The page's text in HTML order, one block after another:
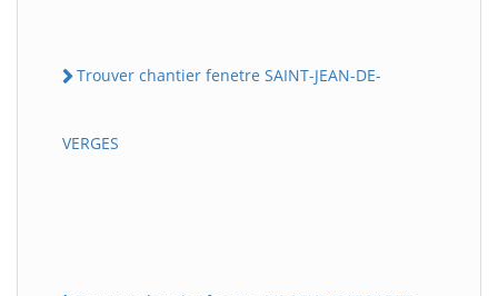
Trouver chantier fenetre SAINT-JEAN-DE-
VERGES